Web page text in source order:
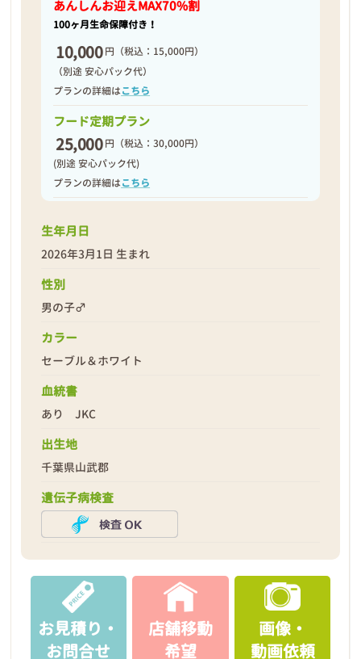
❮
あんしんお迎えMAX70%割
100ヶ月生命保障付き！
10,000 円 （税込：15,000円）
（別途 安心パック代）
プランの詳細はこちら
フード定期プラン
25,000 円 （税込：30,000円）
(別途 安心パック代)
プランの詳細はこちら
生年月日
2026年3月1日 生まれ
性別
男の子♂
カラー
セーブル＆ホワイト
血統書
あり JKC
出生地
千葉県山武郡
遺伝子病検査
お見積り・
お問合せ
店舗移動
希望
画像・
動画依頼